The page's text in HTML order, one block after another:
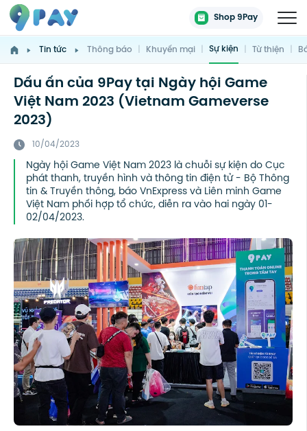
Shop 9Pay
Tin tức Thông báo | Khuyến mại | Sự kiện | Từ thiện |
Dấu ấn của 9Pay tại Ngày hội Game
Việt Nam 2023 (Vietnam Gameverse
2023)
10/04/2023
Ngày hội Game Việt Nam 2023 là chuỗi sự kiện do Cục
phát thanh, truyền hình và thông tin điện tử - Bộ Thông
tin & Truyền thông, báo VnExpress và Liên minh Game
Việt Nam phối hợp tổ chức, diễn ra vào hai ngày 01-
02/04/2023.